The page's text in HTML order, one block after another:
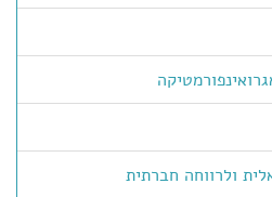
ולרווחה חברתית